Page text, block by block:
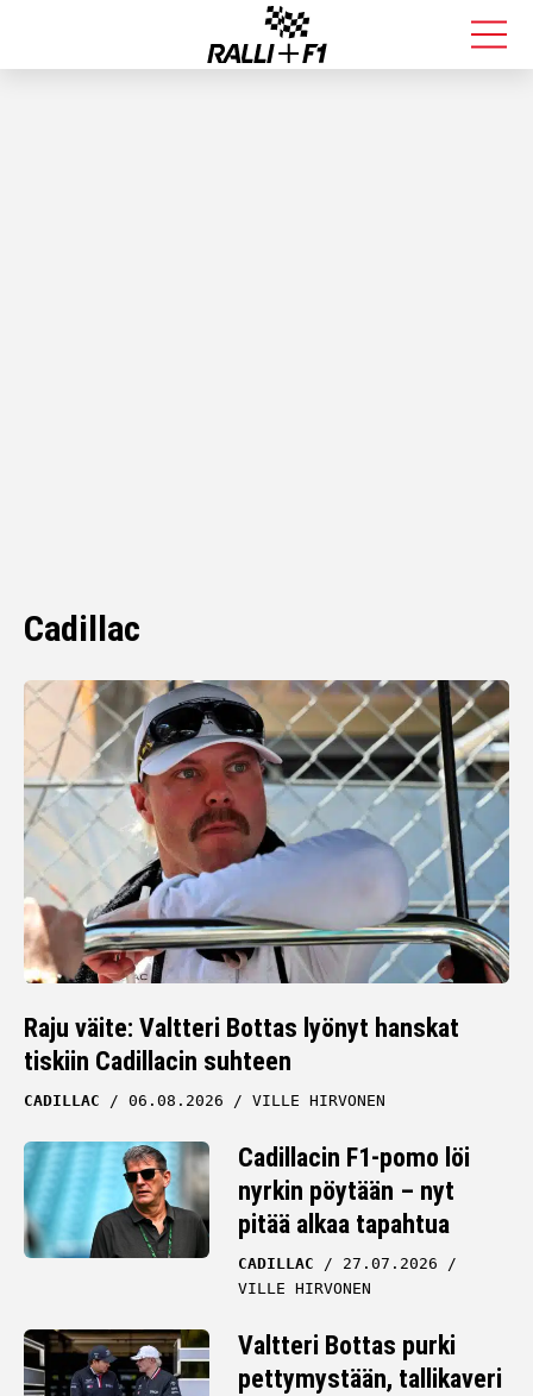
Cadillac
Raju väite: Valtteri Bottas lyönyt hanskat
tiskiin Cadillacin suhteen
CADILLAC 06.08.2026 VILLE HIRVONEN
Cadillacin F1-pomo löi
nyrkin pöytään – nyt
pitää alkaa tapahtua
CADILLAC
27.07.2026
VILLE HIRVONEN
Valtteri Bottas purki
pettymystään, tallikaveri